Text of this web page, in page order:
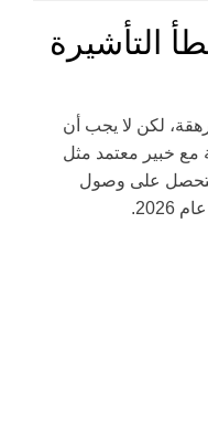
التأشيرة
لكن لا يجب أن
مع خبير معتمد مثل
على وصول